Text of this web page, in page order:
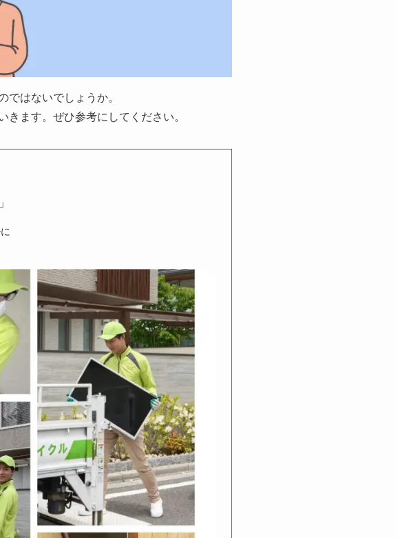
ではないでしょうか。
ます。ぜひ参考にしてください。
」